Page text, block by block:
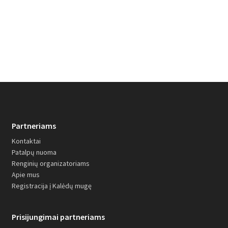
Partneriams
Kontaktai
Patalpų nuoma
Renginių organizatoriams
Apie mus
Registracija į Kalėdų mugę
Prisijungimai partneriams